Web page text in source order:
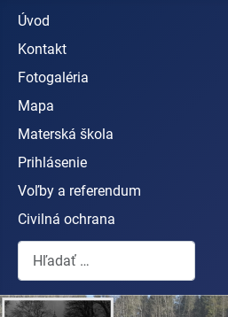
Úvod
Kontakt
Fotogaléria
Mapa
Materská škola
Prihlásenie
Voľby a referendum
Civilná ochrana
Hľadať...